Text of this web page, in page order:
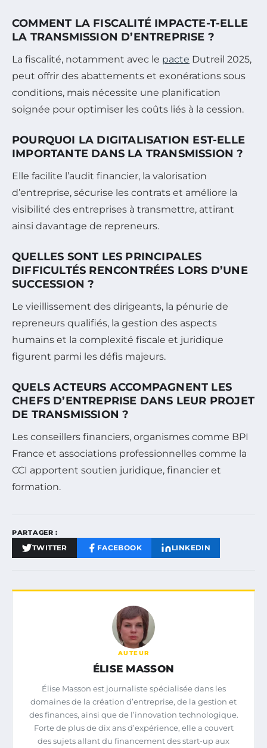
COMMENT LA FISCALITÉ IMPACTE-T-ELLE
LA TRANSMISSION D’ENTREPRISE ?
La fiscalité, notamment avec le pacte Dutreil 2025,
peut offrir des abattements et exonérations sous
conditions, mais nécessite une planification
soignée pour optimiser les coûts liés à la cession.
POURQUOI LA DIGITALISATION EST-ELLE
IMPORTANTE DANS LA TRANSMISSION ?
Elle facilite l’audit financier, la valorisation
d’entreprise, sécurise les contrats et améliore la
visibilité des entreprises à transmettre, attirant
ainsi davantage de repreneurs.
QUELLES SONT LES PRINCIPALES
DIFFICULTÉS RENCONTRÉES LORS D’UNE
SUCCESSION ?
Le vieillissement des dirigeants, la pénurie de
repreneurs qualifiés, la gestion des aspects
humains et la complexité fiscale et juridique
figurent parmi les défis majeurs.
QUELS ACTEURS ACCOMPAGNENT LES
CHEFS D’ENTREPRISE DANS LEUR PROJET
DE TRANSMISSION ?
Les conseillers financiers, organismes comme BPI
France et associations professionnelles comme la
CCI apportent soutien juridique, financier et
formation.
PARTAGER :
TWITTER FACEBOOK LINKEDIN
AUTEUR
ÉLISE MASSON
Élise Masson est journaliste spécialisée dans les
domaines de la création d’entreprise, de la gestion et
des finances, ainsi que de l’innovation technologique.
Forte de plus de dix ans d’expérience, elle a couvert
des sujets allant du financement des start-up aux